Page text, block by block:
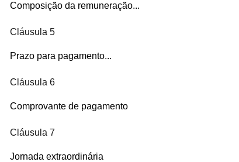
Composição da remuneração...
Cláusula 5
Prazo para pagamento...
Cláusula 6
Comprovante de pagamento
Cláusula 7
Jornada extraordinária